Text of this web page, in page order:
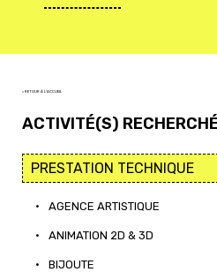
< RETOUR À L'ACCUEIL
ACTIVITÉ(S)
• AGENCE ARTISTIQUE
• ANIMATION 2D & 3D
• BIJOUTE